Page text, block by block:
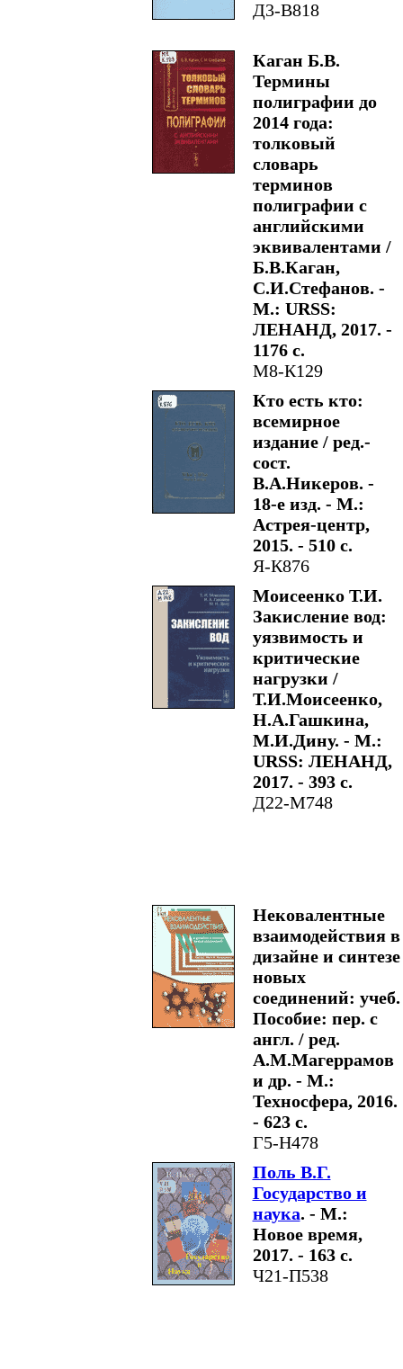
Д3-В818
Каган Б.В.
Термины
полиграфии до
2014 года:
толковый
словарь
терминов
полиграфии с
английскими
эквивалентами /
Б.В.Каган,
С.И.Стефанов. -
М.: URSS:
ЛЕНАНД, 2017. -
1176 с.
М8-К129
Кто есть кто:
всемирное
издание / ред.-
сост.
В.А.Никеров. -
18-е изд. - М.:
Астрея-центр,
2015. - 510 с.
Я-К876
Моисеенко Т.И.
Закисление вод:
уязвимость и
критические
нагрузки /
Т.И.Моисеенко,
Н.А.Гашкина,
М.И.Дину. - М.:
URSS: ЛЕНАНД,
2017. - 393 с.
Д22-М748
Нековалентные
взаимодействия в
дизайне и синтезе
новых
соединений: учеб.
Пособие: пер. с
англ. / ред.
А.М.Магеррамов
и др. - М.:
Техносфера, 2016.
- 623 с.
Г5-Н478
Поль В.Г.
Государство и
наука. - М.:
Новое время,
2017. - 163 с.
Ч21-П538